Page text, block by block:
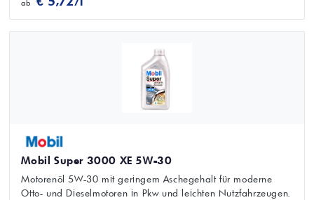
ab
Mobil Super 3000 XE 5W-30
Motorenöl 5W-30 mit geringem Aschegehalt für moderne
Otto- und Dieselmotoren in Pkw und leichten Nutzfahrzeugen.